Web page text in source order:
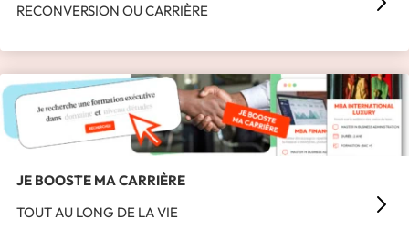
RECONVERSION OU CARRIÈRE
JE BOOSTE MA CARRIÈRE
TOUT AU LONG DE LA VIE